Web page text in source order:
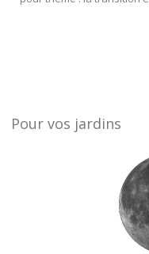
Pour vos jardins